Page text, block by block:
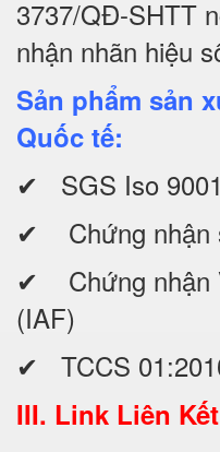
3737/QĐ-SHTT
nhận nhãn hiệu
Sản phẩm sản
Quốc tế:
✔ SGS Iso
✔ Chứng nhận
✔ Chứng nhận
(IAF)
✔ TCCS
III. Link Liên